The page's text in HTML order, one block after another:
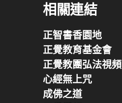
相關連結
正智書香園地
正覺教育基金會
正覺教團弘法視頻
心經無上咒
成佛之道